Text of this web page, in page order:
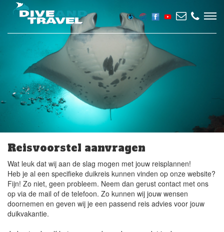
Reisvoorstel aanvragen
Wat leuk dat wij aan de slag mogen met jouw reisplannen!
Heb je al een specifieke duikreis kunnen vinden op onze website?
Fijn! Zo niet, geen probleem. Neem dan gerust contact met ons
op via de mail of de telefoon. Zo kunnen wij jouw wensen
doornemen en geven wij je een passend reis advies voor jouw
duikvakantie.